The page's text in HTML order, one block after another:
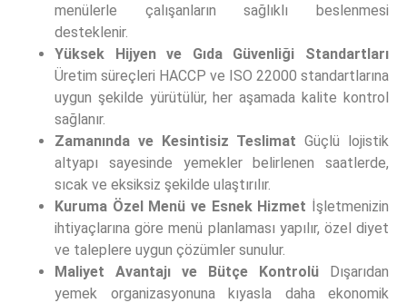
menülerle çalışanların sağlıklı beslenmesi
desteklenir.
Yüksek Hijyen ve Gıda Güvenliği Standartları
Üretim süreçleri HACCP ve ISO 22000 standartlarına
uygun şekilde yürütülür, her aşamada kalite kontrol
sağlanır.
Zamanında ve Kesintisiz Teslimat Güçlü lojistik
altyapı sayesinde yemekler belirlenen saatlerde,
sıcak ve eksiksiz şekilde ulaştırılır.
Kuruma Özel Menü ve Esnek Hizmet İşletmenizin
ihtiyaçlarına göre menü planlaması yapılır, özel diyet
ve taleplere uygun çözümler sunulur.
Maliyet Avantajı ve Bütçe Kontrolü
Dışarıdan
yemek organizasyonuna kıyasla daha ekonomik